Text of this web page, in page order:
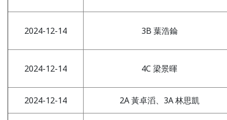
2024-12-14 3B 葉浩錀
2024-12-14 4C 梁景暉
2024-12-14 2A 黃卓滔、3A 林思凱